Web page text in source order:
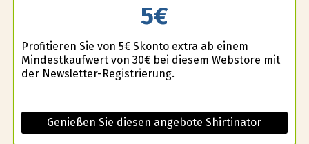
5€
Profitieren Sie von 5€ Skonto extra ab einem
Mindestkaufwert von 30€ bei diesem Webstore mit
der Newsletter-Registrierung.
Genießen Sie diesen angebote Shirtinator